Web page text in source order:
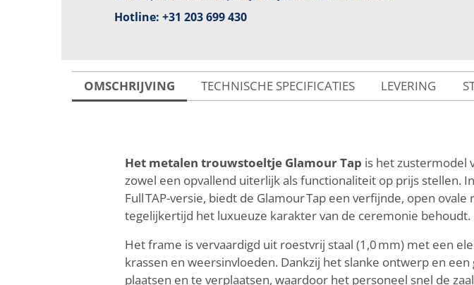
Hotline: +31 203 699 430
OMSCHRIJVING TECHNISCHE SPECIFICATIES LEVERING
Het metalen trouwstoeltje Glamour Tap is het zustermodel
zowel een opvallend uiterlijk als functionaliteit op prijs stellen.
Full TAP-versie, biedt de Glamour Tap een verfijnde, open
tegelijkertijd het luxueuze karakter van de ceremonie behoudt.
Het frame is vervaardigd uit roestvrij staal (1,0 mm) met een
krassen en weersinvloeden. Dankzij het slanke ontwerp en
plaatsen en te verplaatsen, waardoor het personeel snel de